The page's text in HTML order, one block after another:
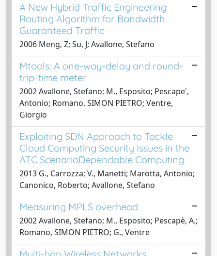
A New Hybrid Traffic Engineering
Routing Algorithm for Bandwidth
Guaranteed Traffic
2006 Meng, Z; Su, J; Avallone, Stefano
Mtools: A one-way-delay and round-
trip-time meter
2002 Avallone, Stefano; M., Esposito; Pescape',
Antonio; Romano, SIMON PIETRO; Ventre,
Giorgio
Exploiting SDN Approach to Tackle
Cloud Computing Security Issues in the
ATC ScenarioDependable Computing
2013 G., Carrozza; V., Manetti; Marotta, Antonio;
Canonico, Roberto; Avallone, Stefano
Measuring MPLS overhead
2002 Avallone, Stefano; M., Esposito; Pescapè, A.;
Romano, SIMON PIETRO; G., Ventre